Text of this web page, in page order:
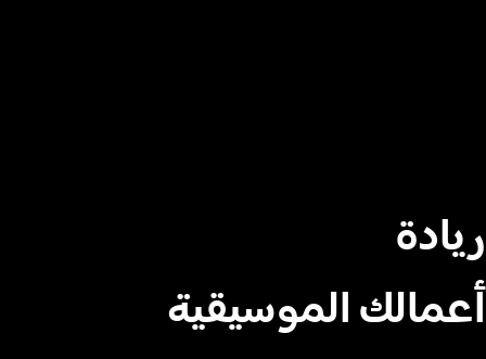
ريادة
أعمالك الموسيقية